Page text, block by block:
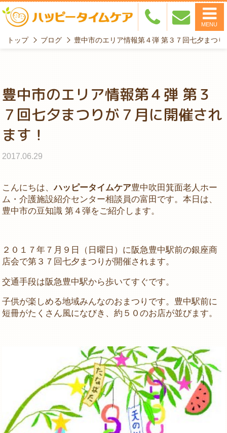
MENU
トップ ブログ 豊中市のエリア情報第４弾 第３７回七夕まつ
豊中市のエリア情報第４弾 第３
７回七夕まつりが７月に開催され
ます！
2017.06.29
こんにちは、ハッピータイムケア豊中吹田箕面老人ホー
ム・介護施設紹介センター相談員の富田です。本日は、
豊中市の豆知識 第４弾をご紹介します。
２０１７年７月９日（日曜日）に阪急豊中駅前の銀座商
店会で第３７回七夕まつりが開催されます。
交通手段は阪急豊中駅から歩いてすぐです。
子供が楽しめる地域みんなのおまつりです。豊中駅前に
短冊がたくさん風になびき、約５０のお店が並びます。